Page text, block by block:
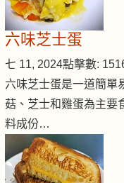
六味芝士蛋
七 11, 2024點擊數:
六味芝士蛋是一道簡單
菇、芝士和雞蛋為主要
料成份…